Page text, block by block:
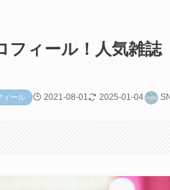
フィール！人気雑
ィール 2021-08-01 2025-01-04